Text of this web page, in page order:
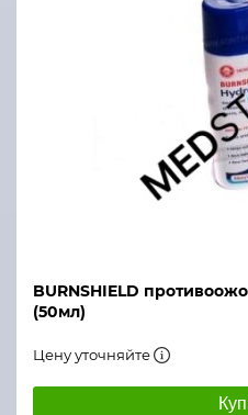
BURNSHIELD
(50мл)
Цену уточняйте